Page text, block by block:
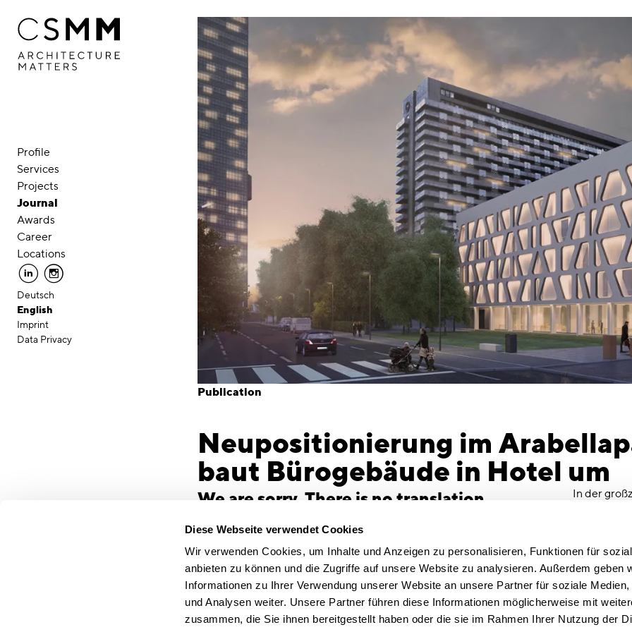
Diese Webseite verwendet Cookies
Wir verwenden Cookies, um Inhalte und Anzeigen zu personalisieren, Funktionen für
anbieten zu können und die Zugriffe auf unsere Website zu analysieren. Außerdem geben
Informationen zu Ihrer Verwendung unserer Website an unsere Partner für soziale Medien,
und Analysen weiter. Unsere Partner führen diese Informationen möglicherweise mit
zusammen, die Sie ihnen bereitgestellt haben oder die sie im Rahmen Ihrer Nutzung der
Profile
Services
Projects
Journal
Awards
Career
Locations
linkedin instagram
Deutsch
English
Imprint
Data Privacy
Publication
Neupositionierung im
baut Bürogebäude in Hotel um
We are sorry. There is no translation
available.
Pressemitteilung der BWH Hotel Group Central Europe:
Neues Best Western Hotel in München eröffnet Herbst 2021
Da legst di nieda! München bekommt ein neues Best Western
Hotel in zentraler Lage: Nahe dem Englischen Garten, im
renommierten Stadtquartier Arabellapark, entsteht derzeit ein
modernes Drei-Sterne-Hotel mit 220 Zimmern, das im September
In der
oder
Snack-
geben.
neuen
einem